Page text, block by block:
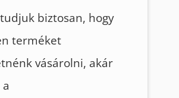
biztosan, hogy
terméket
vásárolni, akár